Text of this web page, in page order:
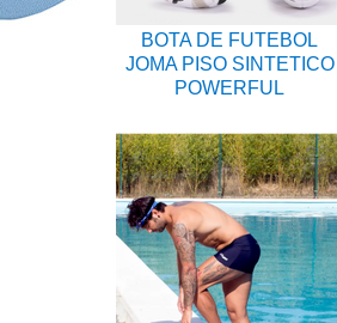
BOTA DE FUTEBOL
JOMA PISO SINTETICO
POWERFUL